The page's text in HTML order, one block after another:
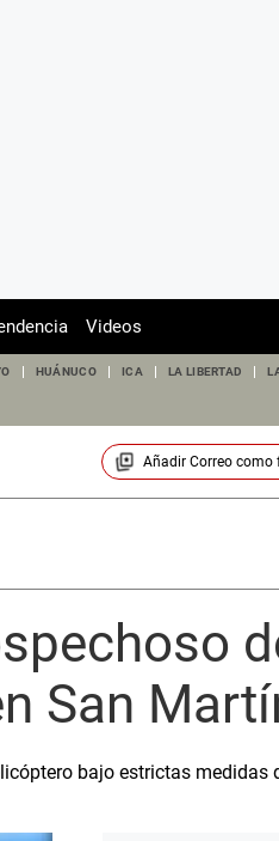
Videos
HUÁNUCO ICA LA LIBERTAD
Añadir Correocomo
San
bajo estrictas medidas